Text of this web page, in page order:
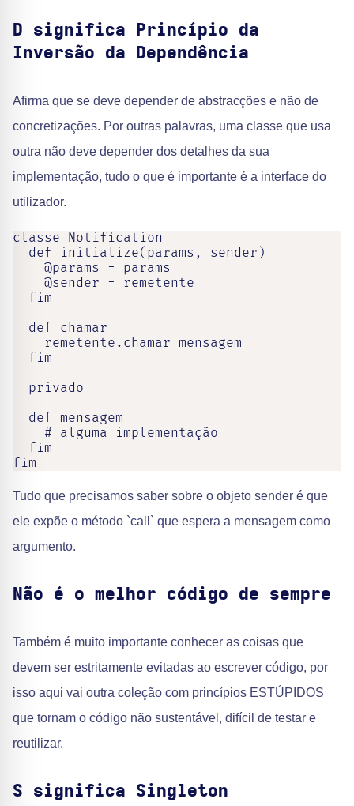
D significa Princípio da
Inversão da Dependência
Afirma que se deve depender de abstracções e não de
concretizações. Por outras palavras, uma classe que usa
outra não deve depender dos detalhes da sua
implementação, tudo o que é importante é a interface do
utilizador.
classe Notification
  def initialize(params, sender)
    @params = params
    @sender = remetente
  fim
  def chamar
    remetente.chamar mensagem
  fim
  privado
  def mensagem
    # alguma implementação
  fim
fim
Tudo que precisamos saber sobre o objeto sender é que
ele expõe o método `call` que espera a mensagem como
argumento.
Não é o melhor código de sempre
Também é muito importante conhecer as coisas que
devem ser estritamente evitadas ao escrever código, por
isso aqui vai outra coleção com princípios ESTÚPIDOS
que tornam o código não sustentável, difícil de testar e
reutilizar.
S significa Singleton